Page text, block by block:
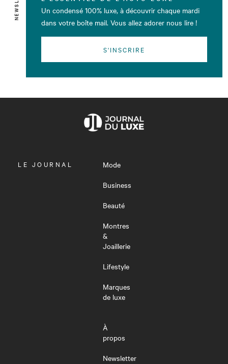
Un condensé 100% luxe, à découvrir chaque mardi
dans votre boîte mail. Vous allez adorer nous lire !
S'INSCRIRE
OUVRIR
LE JOURNAL
Mode
Business
Beauté
Montres
&
Joaillerie
Lifestyle
Marques
de luxe
À
propos
Newsletter